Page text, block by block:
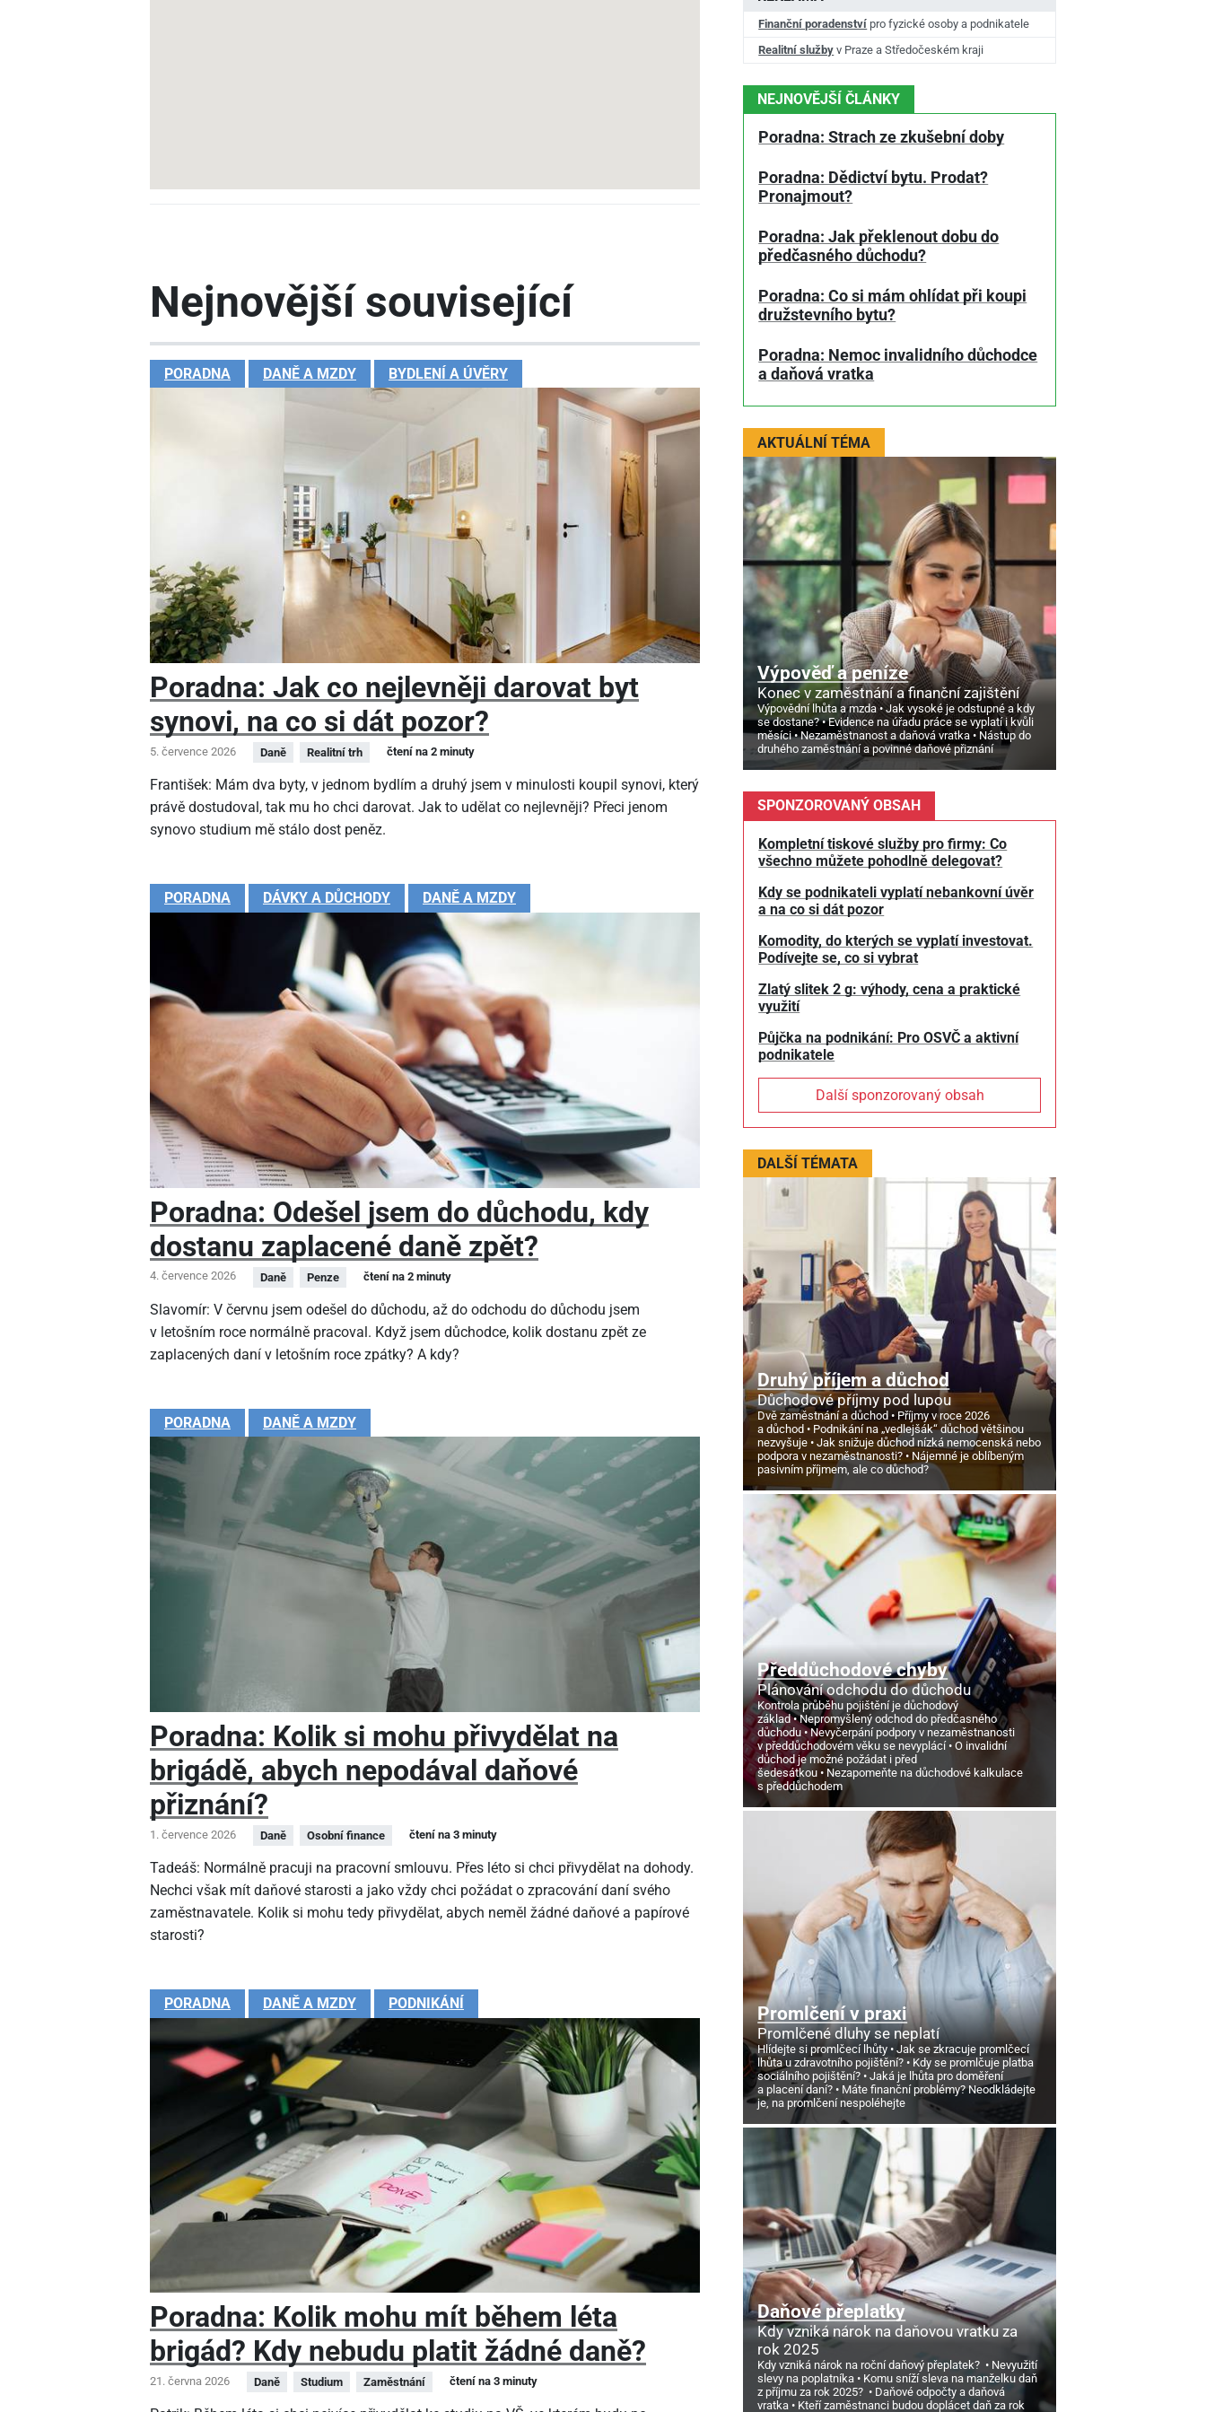
Nejnovější související
PORADNA DANĚ A MZDY BYDLENÍ A ÚVĚRY
Poradna: Jak co nejlevněji darovat byt
synovi, na co si dát pozor?
5. července 2026 Daně Realitní trh čtení na 2 minuty
František: Mám dva byty, v jednom bydlím a druhý jsem v minulosti koupil synovi, který
právě dostudoval, tak mu ho chci darovat. Jak to udělat co nejlevněji? Přeci jenom
synovo studium mě stálo dost peněz.
PORADNA DÁVKY A DŮCHODY DANĚ A MZDY
Poradna: Odešel jsem do důchodu, kdy
dostanu zaplacené daně zpět?
4. července 2026 Daně Penze čtení na 2 minuty
Slavomír: V červnu jsem odešel do důchodu, až do odchodu do důchodu jsem
v letošním roce normálně pracoval. Když jsem důchodce, kolik dostanu zpět ze
zaplacených daní v letošním roce zpátky? A kdy?
PORADNA DANĚ A MZDY
Poradna: Kolik si mohu přivydělat na
brigádě, abych nepodával daňové
přiznání?
1. července 2026 Daně Osobní finance čtení na 3 minuty
Tadeáš: Normálně pracuji na pracovní smlouvu. Přes léto si chci přivydělat na dohody.
Nechci však mít daňové starosti a jako vždy chci požádat o zpracování daní svého
zaměstnavatele. Kolik si mohu tedy přivydělat, abych neměl žádné daňové a papírové
starosti?
PORADNA DANĚ A MZDY PODNIKÁNÍ
Poradna: Kolik mohu mít během léta
brigád? Kdy nebudu platit žádné daně?
21. června 2026 Daně Studium Zaměstnání čtení na 3 minuty
Finanční poradenství pro fyzické osoby a podnikatele
Realitní služby v Praze a Středočeském kraji
NEJNOVĚJŠÍ ČLÁNKY
Poradna: Strach ze zkušební doby
Poradna: Dědictví bytu. Prodat?
Pronajmout?
Poradna: Jak překlenout dobu do
předčasného důchodu?
Poradna: Co si mám ohlídat při koupi
družstevního bytu?
Poradna: Nemoc invalidního důchodce
a daňová vratka
AKTUÁLNÍ TÉMA
Výpověď a peníze
Konec v zaměstnání a finanční zajištění
Výpovědní lhůta a mzda
Jak vysoké je odstupné a kdy
se dostane?
Evidence na úřadu práce se vyplatí i kvůli
měsíci
Nezaměstnanost a daňová vratka
Nástup do
druhého zaměstnání a povinné daňové přiznání
SPONZOROVANÝ OBSAH
Kompletní tiskové služby pro firmy: Co
všechno můžete pohodlně delegovat?
Kdy se podnikateli vyplatí nebankovní úvěr
a na co si dát pozor
Komodity, do kterých se vyplatí investovat.
Podívejte se, co si vybrat
Zlatý slitek 2 g: výhody, cena a praktické
využití
Půjčka na podnikání: Pro OSVČ a aktivní
podnikatele
Další sponzorovaný obsah
DALŠÍ TÉMATA
Druhý příjem a důchod
Důchodové příjmy pod lupou
Dvě zaměstnání a důchod
Příjmy v roce 2026
a důchod
Podnikání na „vedlejšák“ důchod většinou
nezvyšuje
Jak snižuje důchod nízká nemocenská nebo
podpora v nezaměstnanosti?
Nájemné je oblíbeným
pasivním příjmem, ale co důchod?
Předdůchodové chyby
Plánování odchodu do důchodu
Kontrola průběhu pojištění je důchodový
základ
Nepromyšlený odchod do předčasného
důchodu
Nevyčerpání podpory v nezaměstnanosti
v předdůchodovém věku se nevyplácí
O invalidní
důchod je možné požádat i před
šedesátkou
Nezapomeňte na důchodové kalkulace
s předdůchodem
Promlčení v praxi
Promlčené dluhy se neplatí
Hlídejte si promlčecí lhůty
Jak se zkracuje promlčecí
lhůta u zdravotního pojištění?
Kdy se promlčuje platba
sociálního pojištění?
Jaká je lhůta pro doměření
a placení daní?
Máte finanční problémy? Neodkládejte
je, na promlčení nespoléhejte
Daňové přeplatky
Kdy vzniká nárok na daňovou vratku za
rok 2025
Kdy vzniká nárok na roční daňový přeplatek?
Nevyužití
slevy na poplatníka
Komu sníží sleva na manželku daň
z příjmu za rok 2025?
Daňové odpočty a daňová
vratka
Kteří zaměstnanci budou doplácet daň za rok